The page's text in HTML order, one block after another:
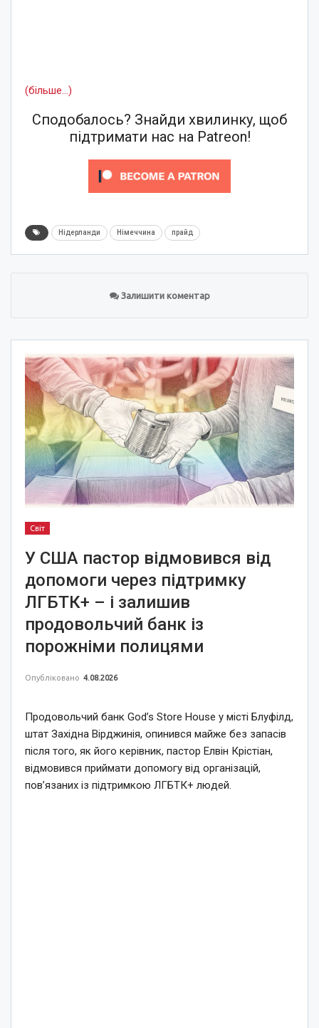
(більше…)
Сподобалось? Знайди хвилинку, щоб
підтримати нас на Patreon!
Нідерланди Німеччина прайд
Залишити коментар
Світ
У США пастор відмовився від
допомоги через підтримку
ЛГБТК+ – і залишив
продовольчий банк із
порожніми полицями
Опубліковано 4.08.2026
Продовольчий банк God’s Store House у місті Блуфілд,
штат Західна Вірджинія, опинився майже без запасів
після того, як його керівник, пастор Елвін Крістіан,
відмовився приймати допомогу від організацій,
пов’язаних із підтримкою ЛГБТК+ людей.